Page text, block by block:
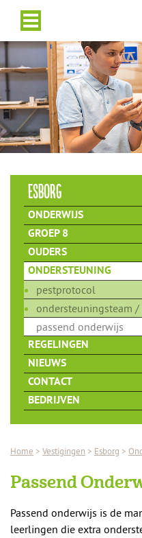
esborg
ONDERWIJS
GROEP 8
OUDERS
ONDERSTEUNING
pestprotocol
ondersteuningsteam
passend onderwijs
REGELINGEN
NIEUWS
CONTACT
BEDRIJVEN
Home > Vestigingen > Esborg >
Passend
Passend onderwijs is de
leerlingen die extra